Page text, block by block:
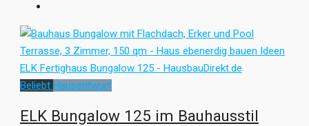
Beliebt Hausentwurf
ELK Bungalow 125 im Bauhausstil